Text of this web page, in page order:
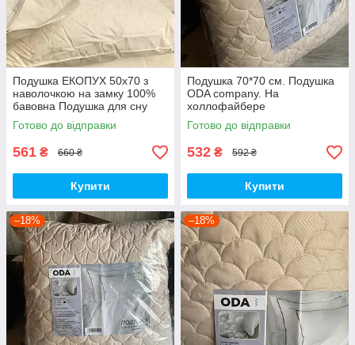
Подушка ЕКОПУХ 50х70 з
наволочкою на замку 100%
бавовна Подушка для сну
Антиалергенна ОДА
Готово до відправки
561 ₴ 660 ₴
Купити
Подушка 70*70 см. Подушка
ODA company. На
холлофайбере
Готово до відправки
532 ₴ 592 ₴
Купити
–18% –18%